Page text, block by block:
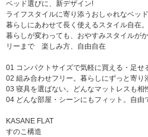
ベッド選びに、新デザイン!
ライフスタイルに寄り添うおしゃれなベッ
暮らしにあわせて長く使えるスタイル自在。
暮らしが変わっても、おやすみスタイルが
リーまで 楽しみ方、自由自在
01 コンパクトサイズで気軽に買える・足せ
02 組み合わせフリー。暮らしにずっと寄り
03 寝具を選ばない。どんなマットレスも相
04 どんな部屋・シーンにもフィット。自由
KASANE FLAT
すのこ構造